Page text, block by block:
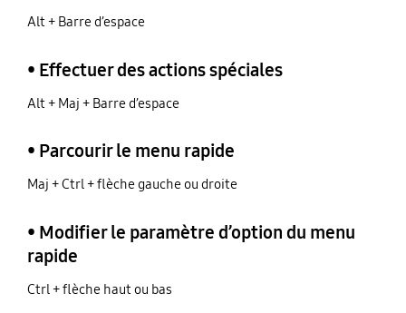
Alt + Barre d’espace
• Effectuer des actions spéciales
Alt + Maj + Barre d’espace
• Parcourir le menu rapide
Maj + Ctrl + flèche gauche ou droite
• Modifier le paramètre d’option du menu
rapide
Ctrl + flèche haut ou bas